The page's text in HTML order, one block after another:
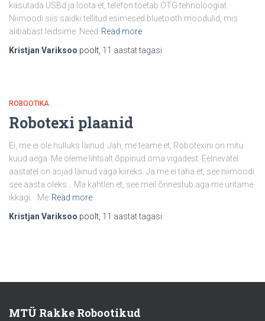
kasutada USBd ja loota et, telefon toetab OTG tehnoloogiat.
Niimoodi siis saidki tellitud esimesed bluetooth moodulid, mis
alibabast leidsime. Need Read more
Kristjan Variksoo poolt, 11 aastattagasi
ROBOOTIKA
Robotexi plaanid
Ei, me ei ole hulluks läinud. Jah, me teame et, Robotexini on mitu
kuud aega. Me oleme lihtsalt õppinud oma vigadest. Eelnevatel
aastatel on asjad läinud väga kiireks. Ja me ei taha et, see niimoodi
see aasta oleks… Ma kahtlen et, see meil õnnestub aga me üritame
ikkagi. Me Read more
Kristjan Variksoo poolt, 11 aastattagasi
MTÜ Rakke Robootikud